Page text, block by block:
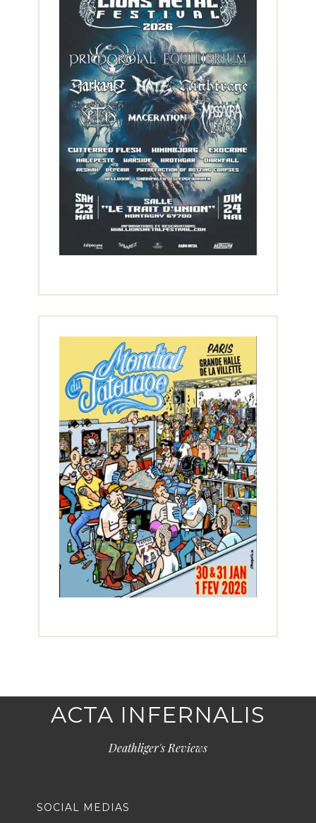
ACTA INFERNALIS
Deathliger's Reviews
SOCIAL MEDIAS